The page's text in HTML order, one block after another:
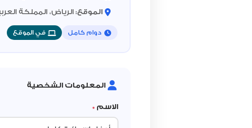
الموقع: الرياض، المملكة
دوام كامل في الموقع
المعلومات الشخصية
الاسم *